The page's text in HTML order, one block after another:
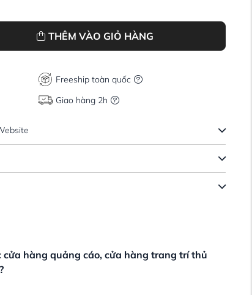
THÊM VÀO GIỎ HÀNG
Freeship toàn quốc
Giao hàng 2h
cửa hàng quảng cáo, cửa hàng trang trí thủ